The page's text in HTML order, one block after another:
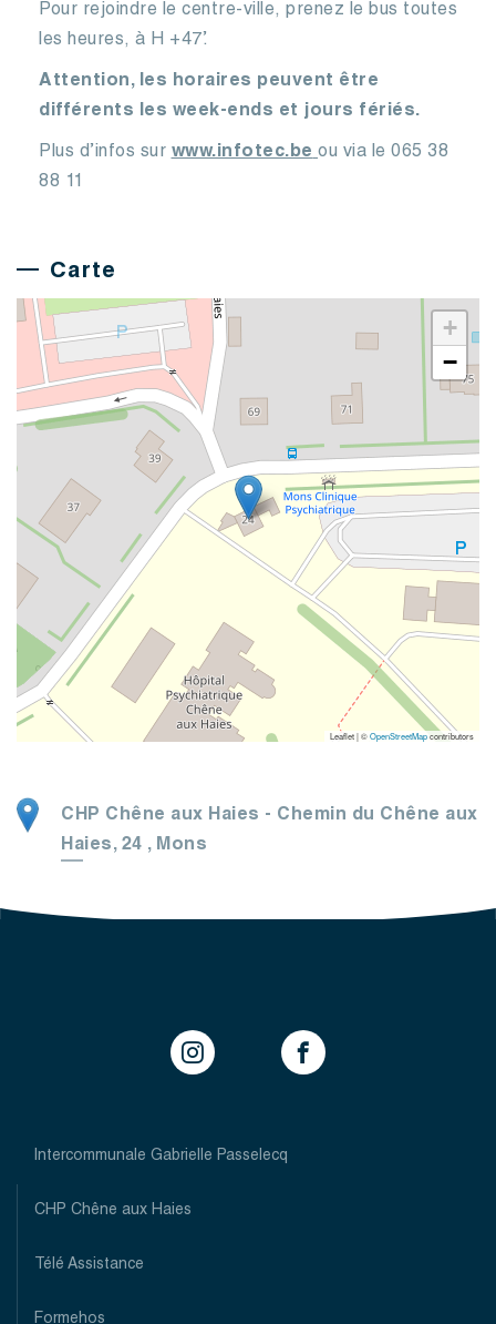
Pour rejoindre le centre-ville, prenez le bus toutes
les heures, à H +47’.
Attention, les horaires peuvent être
différents les week-ends et jours fériés.
Plus d’infos sur www.infotec.be ou via le 065 38
88 11
Carte
+
−
Leaflet | ©OpenStreetMapcontributors
CHP Chêne aux Haies - Chemin du Chêne aux
Haies, 24 , Mons
Pied
page
Intercommunale Gabrielle Passelecq
CHP Chêne aux Haies
Télé Assistance
Formehos